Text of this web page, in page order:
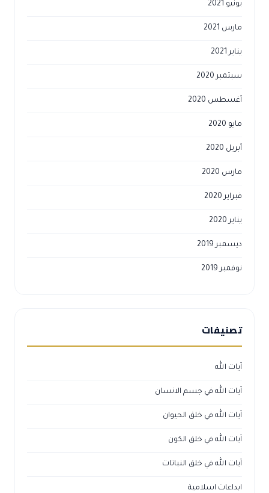
يونيو 2021
مارس 2021
يناير 2021
سبتمبر 2020
أغسطس 2020
مايو 2020
أبريل 2020
مارس 2020
فبراير 2020
يناير 2020
ديسمبر 2019
نوفمبر 2019
تصنيفات
آيات الله
آيات الله في جسم الانسان
آيات الله في خلق الحيوان
آيات الله في خلق الكون
آيات الله في خلق النباتات
ابداعات اسلامية